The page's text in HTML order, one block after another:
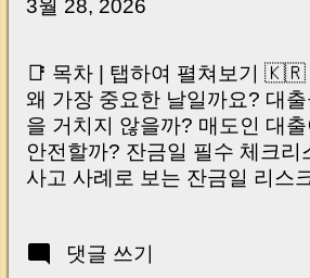
3월 28, 2026
📑 목차 | 탭하여 펼쳐보기 🇰🇷
왜 가장 중요한 날일까요? 대
을 거치지 않을까? 매도인 대
안전할까? 잔금일 필수 체크리
사고 사례로 보는 잔금일 리스
Your Account Is It Safe If the
댓글 쓰기